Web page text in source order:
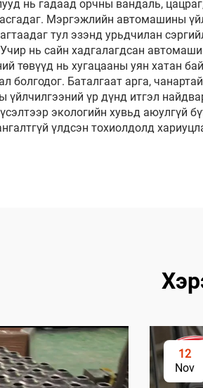
нь гадаад орчны вандаль,
Мэргэжлийн автомашины
тул эзэнд урьдчилан
нь сайн хадгалагдсан
төвүүд нь хугацааны уян хатан
болгодог. Баталгаат арга,
үр дүнд итгэл
экологийн хувьд
үлдсэн тохиолдолд
12
Nov